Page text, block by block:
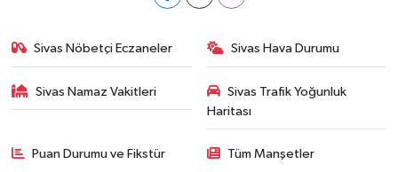
Sivas Nöbetçi Eczaneler Sivas Hava Durumu
Sivas Namaz Vakitleri
Sivas Trafik Yoğunluk
Haritası
Puan Durumu ve Fikstür Tüm Manşetler